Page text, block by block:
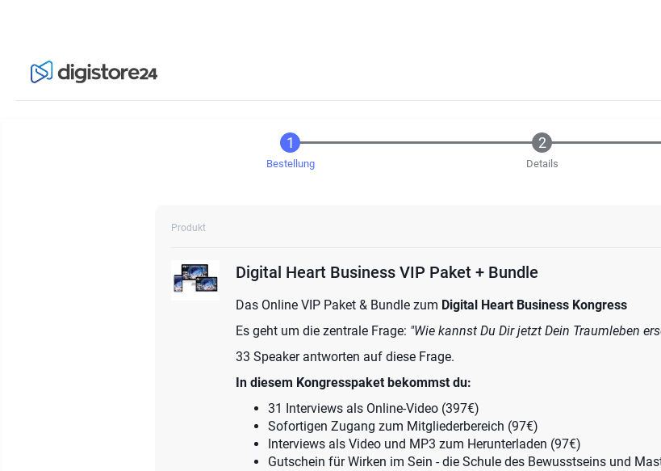
Bestellung Details
Produkt
Digital Heart Business VIP Paket + Bundle
Das Online VIP Paket & Bundle zum Digital Heart Business Kongress
Es geht um die zentrale Frage: "Wie kannst Du Dir jetzt Dein Traumleben
33 Speaker antworten auf diese Frage.
In diesem Kongresspaket bekommst du:
31 Interviews als Online-Video (397€)
Sofortigen Zugang zum Mitgliederbereich (97€)
Interviews als Video und MP3 zum Herunterladen (97€)
Gutschein für Wirken im Sein - die Schule des Bewusstseins und